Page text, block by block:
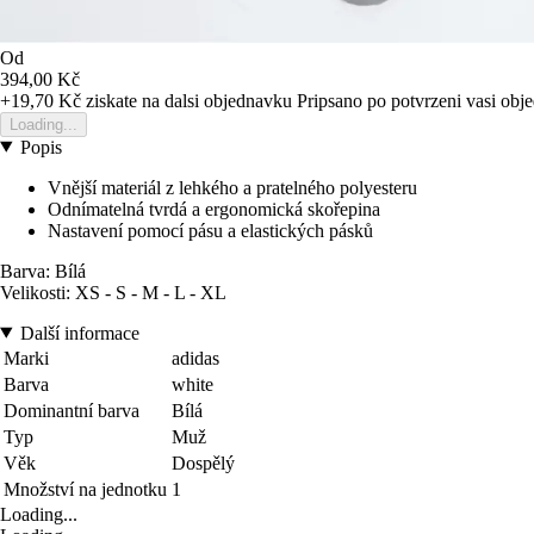
Od
394,00 Kč
+19,70 Kč ziskate na dalsi objednavku Pripsano po potvrzeni vasi
Loading...
Popis
Vnější materiál z lehkého a pratelného polyesteru
Odnímatelná tvrdá a ergonomická skořepina
Nastavení pomocí pásu a elastických pásků
Barva: Bílá
Velikosti: XS - S - M - L - XL
Další informace
Marki
adidas
Barva
white
Dominantní barva
Bílá
Typ
Muž
Věk
Dospělý
Množství na jednotku 1
Loading...